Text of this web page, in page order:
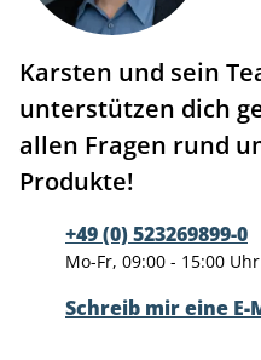
Karsten und sein
unterstützen dich
allen Fragen rund
Produkte!
+49 (0) 523269899-0
Mo-Fr, 09:00 - 15:00 Uhr
Schreib mir eine E-